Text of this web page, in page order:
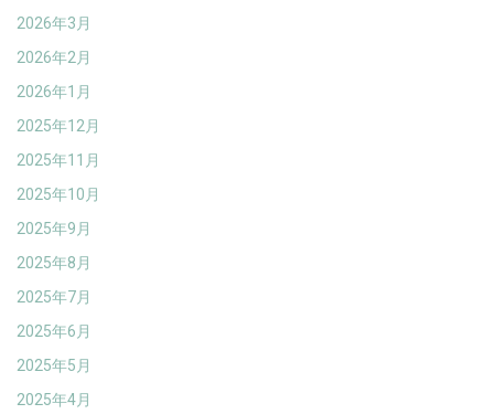
2026年3月
2026年2月
2026年1月
2025年12月
2025年11月
2025年10月
2025年9月
2025年8月
2025年7月
2025年6月
2025年5月
2025年4月